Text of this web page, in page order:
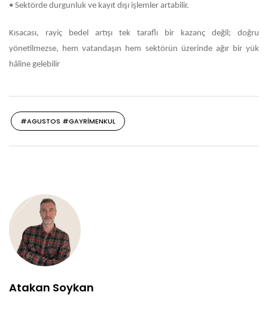
• Sektörde durgunluk ve kayıt dışı işlemler artabilir.
Kısacası, rayiç bedel artışı tek taraflı bir kazanç değil; doğru
yönetilmezse, hem vatandaşın hem sektörün üzerinde ağır bir yük
hâline gelebilir
#AGUSTOS #GAYRIMENKUL
Atakan Soykan